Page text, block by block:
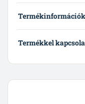
Termékinformációk
Termékkel